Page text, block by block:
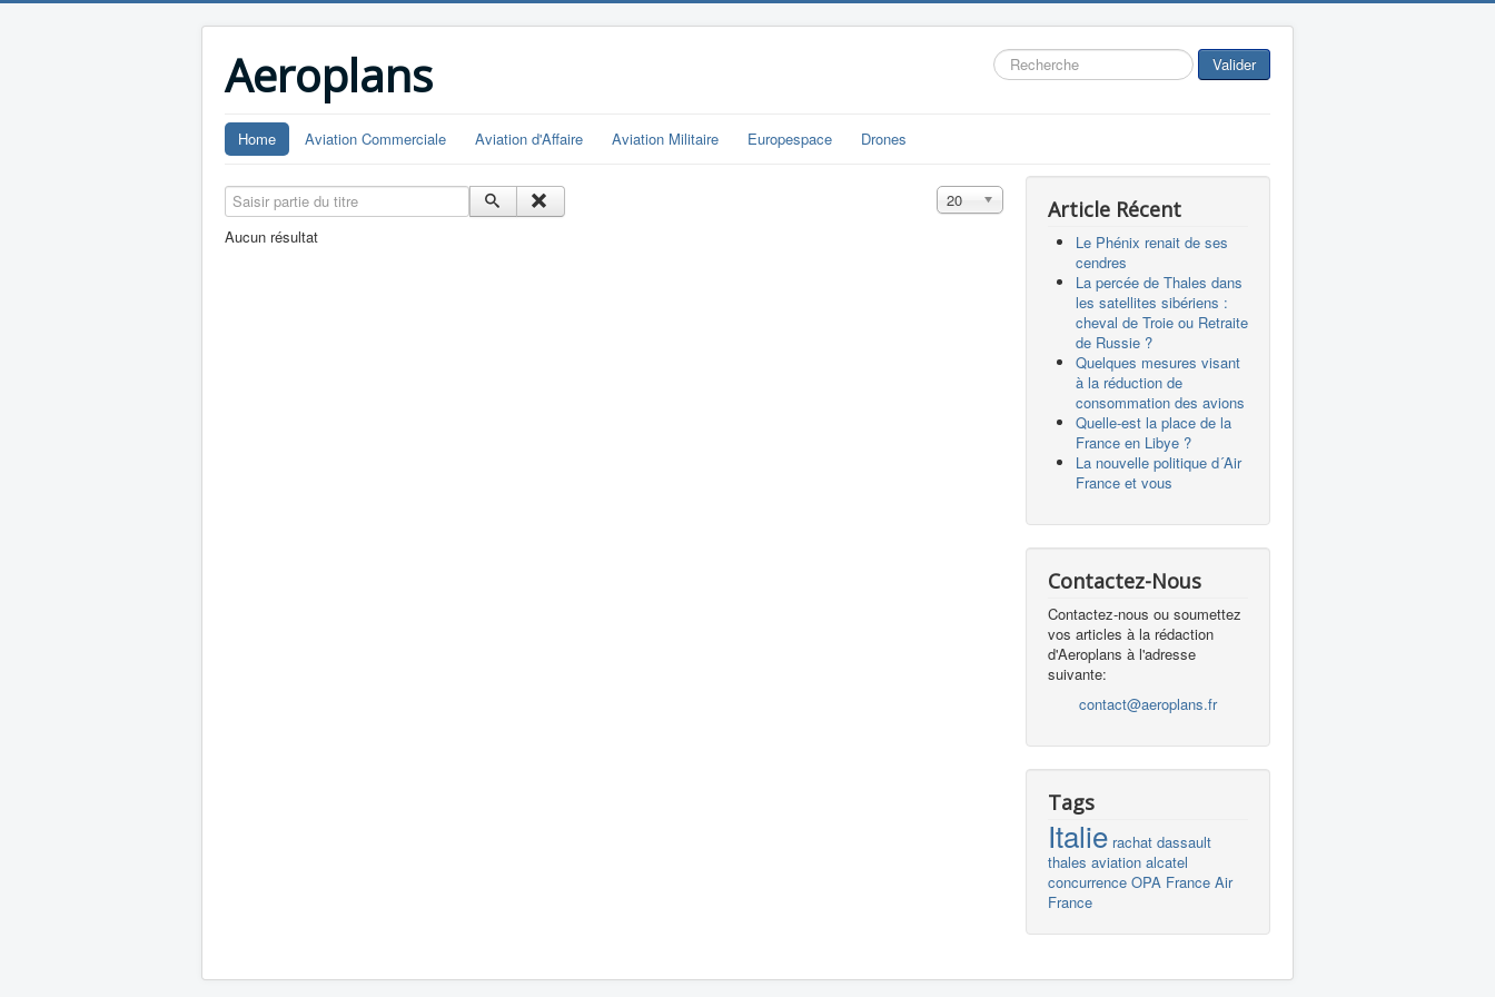
Aeroplans Rechercher Valider
Home Aviation Commerciale Aviation d'Affaire Aviation Militaire Europespace Drones
Saisir partie du titre Affichage #
20
Aucun résultat
Article Récent
Le Phénix renait de ses
cendres
La percée de Thales dans
les satellites sibériens :
cheval de Troie ou Retraite
de Russie ?
Quelques mesures visant
à la réduction de
consommation des avions
Quelle-est la place de la
France en Libye ?
La nouvelle politique d´Air
France et vous
Contactez-Nous
Contactez-nous ou soumettez
vos articles à la rédaction
d'Aeroplans à l'adresse
suivante:
contact@aeroplans.fr
Tags
Italie rachat dassault
thales aviation alcatel
concurrence OPA France Air
France